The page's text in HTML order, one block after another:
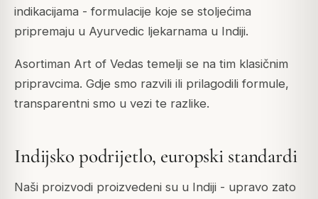
indikacijama - formulacije koje se stoljećima
pripremaju u Ayurvedic ljekarnama u Indiji.
Asortiman Art of Vedas temelji se na tim klasičnim
pripravcima. Gdje smo razvili ili prilagodili formule,
transparentni smo u vezi te razlike.
Indijsko podrijetlo, europski standardi
Naši proizvodi proizvedeni su u Indiji - upravo zato